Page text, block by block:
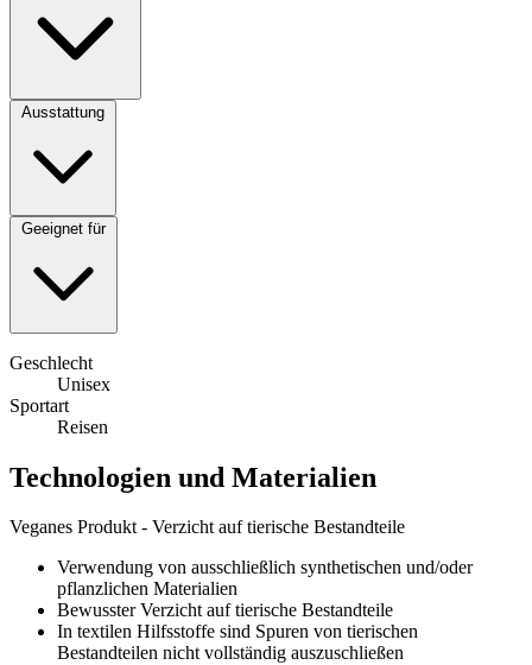
Ausstattung
Geeignet für
Geschlecht
Unisex
Sportart
Reisen
Technologien und Materialien
Veganes Produkt - Verzicht auf tierische Bestandteile
Verwendung von ausschließlich synthetischen und/oder
pflanzlichen Materialien
Bewusster Verzicht auf tierische Bestandteile
In textilen Hilfsstoffe sind Spuren von tierischen
Bestandteilen nicht vollständig auszuschließen